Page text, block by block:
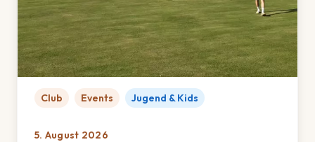
Club Events Jugend & Kids
5. August 2026